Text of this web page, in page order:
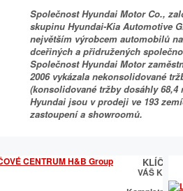
Společnost Hyundai Motor Co.,
skupinu Hyundai-Kia Automotive
největším výrobcem automobilů
dceřiných a přidružených
Společnost Hyundai Motor
2006 vykázala nekonsolidované
(konsolidované tržby dosáhly
Hyundai jsou v prodeji ve 193
zastoupení a showroomů.
KLÍČOVÉ
VÁŠ